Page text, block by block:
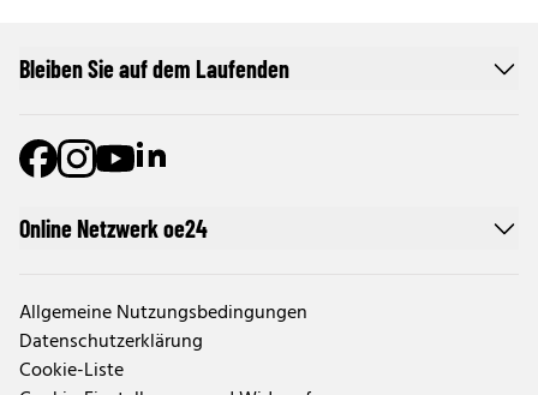
Online Netzwerk oe24
Allgemeine Nutzungsbedingungen
Datenschutzerklärung
Cookie-Liste
Bleiben Sie auf dem Laufenden